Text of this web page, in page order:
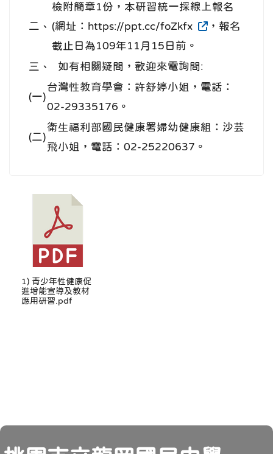
二、
檢附簡章1份，本研習統一採線上報名
(網址：https://ppt.cc/foZkfx
，報名
截止日為109年11月15日前。
三、
如有相關疑問，歡迎來電詢問:
(一)
台灣性教育學會：許舒婷小姐，電話：
02-29335176。
(二)
衛生福利部國民健康署婦幼健康組：沙芸
飛小姐，電話：02-25220637。
1) 青少年性健康促
進增能宣導及教材
應用研習.pdf
頁尾